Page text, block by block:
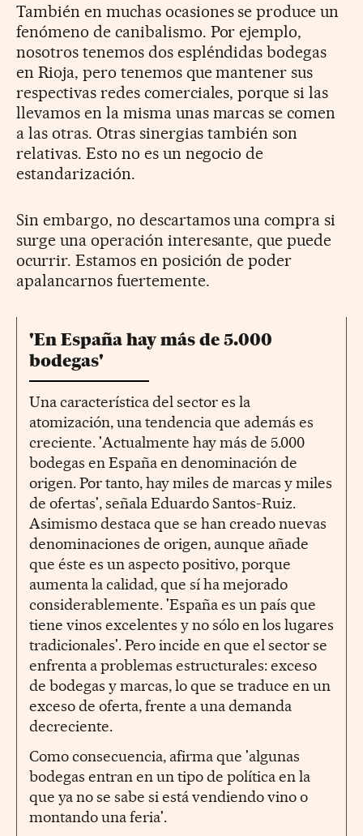
También en muchas ocasiones se produce un
fenómeno de canibalismo. Por ejemplo,
nosotros tenemos dos espléndidas bodegas
en Rioja, pero tenemos que mantener sus
respectivas redes comerciales, porque si las
llevamos en la misma unas marcas se comen
a las otras. Otras sinergias también son
relativas. Esto no es un negocio de
estandarización.
Sin embargo, no descartamos una compra si
surge una operación interesante, que puede
ocurrir. Estamos en posición de poder
apalancarnos fuertemente.
'En España hay más de 5.000
bodegas'
Una característica del sector es la
atomización, una tendencia que además es
creciente. 'Actualmente hay más de 5.000
bodegas en España en denominación de
origen. Por tanto, hay miles de marcas y miles
de ofertas', señala Eduardo Santos-Ruiz.
Asimismo destaca que se han creado nuevas
denominaciones de origen, aunque añade
que éste es un aspecto positivo, porque
aumenta la calidad, que sí ha mejorado
considerablemente. 'España es un país que
tiene vinos excelentes y no sólo en los lugares
tradicionales'. Pero incide en que el sector se
enfrenta a problemas estructurales: exceso
de bodegas y marcas, lo que se traduce en un
exceso de oferta, frente a una demanda
decreciente.
Como consecuencia, afirma que 'algunas
bodegas entran en un tipo de política en la
que ya no se sabe si está vendiendo vino o
montando una feria'.